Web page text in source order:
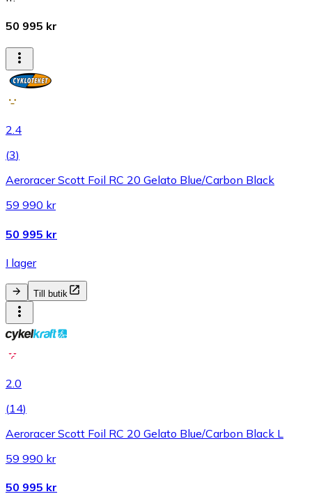
50 995 kr
2.4
(3)
Aeroracer Scott Foil RC 20 Gelato Blue/Carbon Black
59 990 kr
50 995 kr
I lager
Till butik
2.0
(14)
Aeroracer Scott Foil RC 20 Gelato Blue/Carbon Black L
59 990 kr
50 995 kr